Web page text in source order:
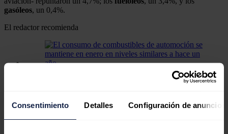
Consentimiento Detalles Configuración de anuncios
gasóleos, un 0,4%.
El redactor recomienda
El consumo de combustibles de
niveles similares a hace un año